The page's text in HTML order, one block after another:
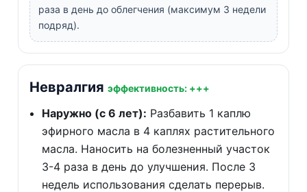
раза в день до облегчения (максимум 3 недели
подряд).
Невралгия эффективность: +++
Наружно (с 6 лет): Разбавить 1 каплю
эфирного масла в 4 каплях растительного
масла. Наносить на болезненный участок
3-4 раза в день до улучшения. После 3
недель использования сделать перерыв.